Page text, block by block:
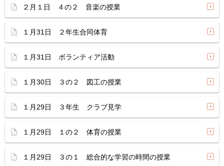
２月１日 ４の２ 音楽の授業
１月31日 ２年生合同体育
１月31日 ボランティア活動
１月30日 ３の２ 図工の授業
１月29日 ３年生 クラブ見学
１月29日 １の２ 体育の授業
１月29日 ３の１ 総合的な学習の時間の授業